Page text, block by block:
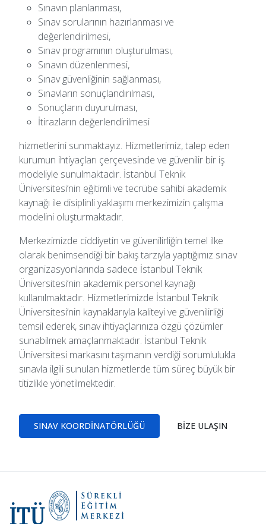
Sınavın planlanması,
Sınav sorularının hazırlanması ve
değerlendirilmesi,
Sınav programının oluşturulması,
Sınavın düzenlenmesi,
Sınav güvenliğinin sağlanması,
Sınavların sonuçlandırılması,
Sonuçların duyurulması,
İtirazların değerlendirilmesi
hizmetlerini sunmaktayız. Hizmetlerimiz, talep eden
kurumun ihtiyaçları çerçevesinde ve güvenilir bir iş
modeliyle sunulmaktadır. İstanbul Teknik
Üniversitesi’nin eğitimli ve tecrübe sahibi akademik
kaynağı ile disiplinli yaklaşımı merkezimizin çalışma
modelini oluşturmaktadır.
Merkezimizde ciddiyetin ve güvenilirliğin temel ilke
olarak benimsendiği bir bakış tarzıyla yaptığımız sınav
organizasyonlarında sadece İstanbul Teknik
Üniversitesi’nin akademik personel kaynağı
kullanılmaktadır. Hizmetlerimizde İstanbul Teknik
Üniversitesi’nin kaynaklarıyla kaliteyi ve güvenilirliği
temsil ederek, sınav ihtiyaçlarınıza özgü çözümler
sunabilmek amaçlanmaktadır. İstanbul Teknik
Üniversitesi markasını taşımanın verdiği sorumlulukla
sınavla ilgili sunulan hizmetlerde tüm süreç büyük bir
titizlikle yönetilmektedir.
SINAV KOORDINATÖRLÜĞÜ BIZE ULAŞIN